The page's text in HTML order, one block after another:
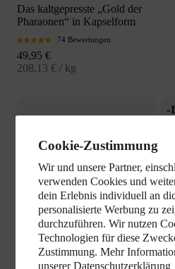
Cookie-Zustimmung
Wir und unsere Partner,
verwenden Cookies und
dein Erlebnis individuell an
personalisierte Werbung zu
durchzuführen. Wir nutzen
Technologien für diese
Zustimmung. Mehr
unsererDatenschutzerklärung
Das kaltgepresste „Gold der
Pharaonen“ in Kapselform
74 Bewertungen
Angebot
49,95 €
208,13 € / kg
-